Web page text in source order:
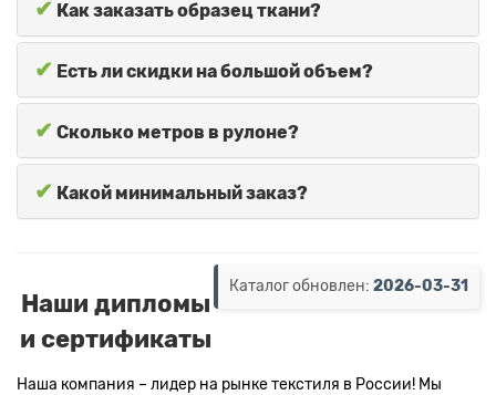
✔ Как заказать образец ткани?
✔ Есть ли скидки на большой объем?
✔ Сколько метров в рулоне?
✔ Какой минимальный заказ?
Каталог обновлен: 2026-03-31
Наши дипломы
и сертификаты
Наша компания – лидер на рынке текстиля в России! Мы